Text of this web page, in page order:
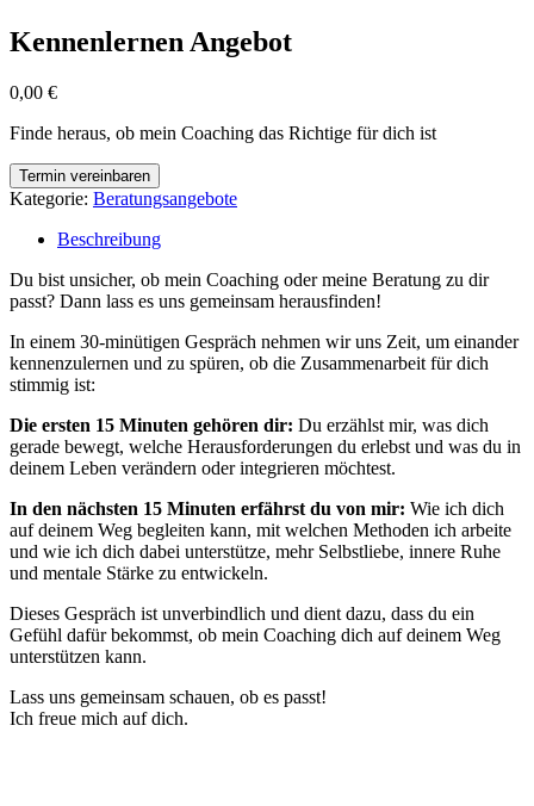
Kennenlernen Angebot
0,00 €
Finde heraus, ob mein Coaching das Richtige für dich ist
Termin vereinbaren
Kategorie: Beratungsangebote
Beschreibung
Du bist unsicher, ob mein Coaching oder meine Beratung zu dir
passt? Dann lass es uns gemeinsam herausfinden!
In einem 30-minütigen Gespräch nehmen wir uns Zeit, um einander
kennenzulernen und zu spüren, ob die Zusammenarbeit für dich
stimmig ist:
Die ersten 15 Minuten gehören dir: Du erzählst mir, was dich
gerade bewegt, welche Herausforderungen du erlebst und was du in
deinem Leben verändern oder integrieren möchtest.
In den nächsten 15 Minuten erfährst du von mir: Wie ich dich
auf deinem Weg begleiten kann, mit welchen Methoden ich arbeite
und wie ich dich dabei unterstütze, mehr Selbstliebe, innere Ruhe
und mentale Stärke zu entwickeln.
Dieses Gespräch ist unverbindlich und dient dazu, dass du ein
Gefühl dafür bekommst, ob mein Coaching dich auf deinem Weg
unterstützen kann.
Lass uns gemeinsam schauen, ob es passt!
Ich freue mich auf dich.